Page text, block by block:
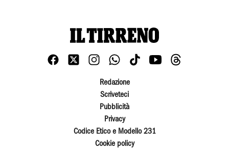
Redazione
Scriveteci
Pubblicità
Privacy
Codice Etico e Modello 231
Cookie policy